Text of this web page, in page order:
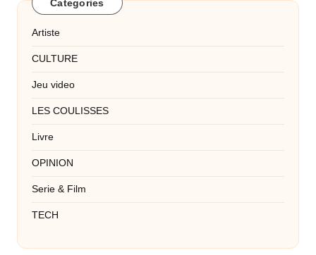
Categories
Artiste
CULTURE
Jeu video
LES COULISSES
Livre
OPINION
Serie & Film
TECH